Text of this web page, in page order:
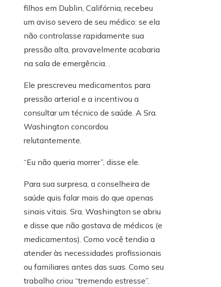
filhos em Dublin, Califórnia, recebeu
um aviso severo de seu médico: se ela
não controlasse rapidamente sua
pressão alta, provavelmente acabaria
na sala de emergência. .
Ele prescreveu medicamentos para
pressão arterial e a incentivou a
consultar um técnico de saúde. A Sra.
Washington concordou
relutantemente.
“Eu não queria morrer”, disse ele.
Para sua surpresa, a conselheira de
saúde quis falar mais do que apenas
sinais vitais. Sra. Washington se abriu
e disse que não gostava de médicos (e
medicamentos). Como você tendia a
atender às necessidades profissionais
ou familiares antes das suas. Como seu
trabalho criou “tremendo estresse”.